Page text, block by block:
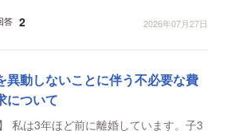
答 2 2026年07月27日
異動しないことに伴う不必要な費
について
私は3年ほど前に離婚しています。子3